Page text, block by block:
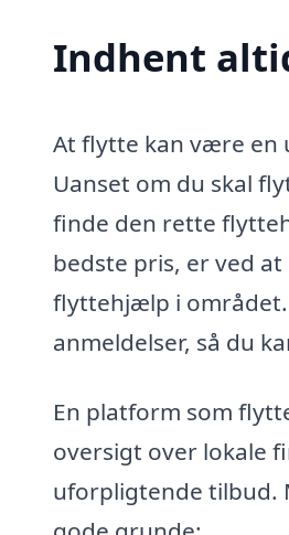
Indhent
At flytte kan være en
Uanset om du skal
finde den rette
bedste pris, er ved
flyttehjælp i området.
anmeldelser, så du
En platform som
oversigt over lokale
uforpligtende tilbud.